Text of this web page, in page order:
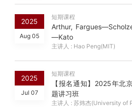
2025
Aug 05
短期课程
Arthur,
—Kato
主讲人 : Hao Peng(MIT)
2025
Jul 07
短期课程
【报名通知】2025年北
题讲习班
主讲人 : 苏炜杰(University of